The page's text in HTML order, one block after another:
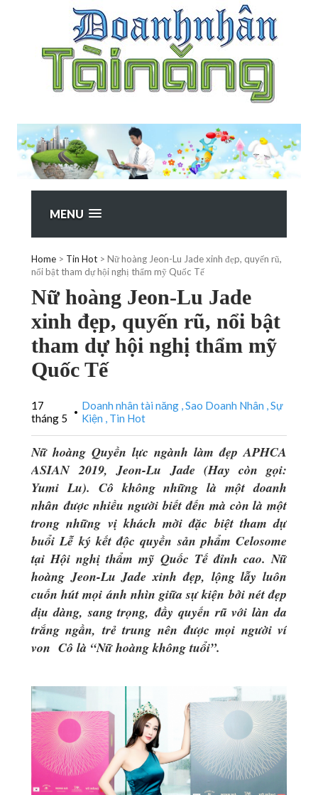
MENU
Home > Tin Hot > Nữ hoàng Jeon-Lu Jade xinh đẹp, quyến rũ,
nổi bật tham dự hội nghị thẩm mỹ Quốc Tế
Nữ hoàng Jeon-Lu Jade
xinh đẹp, quyến rũ, nổi bật
tham dự hội nghị thẩm mỹ
Quốc Tế
17
tháng 5
• Doanh nhân tài năng Sao Doanh Nhân Sự
Kiện
Tin Hot
Nữ hoàng Quyền lực ngành làm đẹp APHCA
ASIAN 2019, Jeon-Lu Jade (Hay còn gọi:
Yumi Lu). Cô không những là một doanh
nhân được nhiều người biết đến mà còn là một
trong những vị khách mời đặc biệt tham dự
buổi Lễ ký kết độc quyền sản phẩm Celosome
tại Hội nghị thẩm mỹ Quốc Tế đỉnh cao. Nữ
hoàng Jeon-Lu Jade xinh đẹp, lộng lẫy luôn
cuốn hút mọi ánh nhìn giữa sự kiện bởi nét đẹp
dịu dàng, sang trọng, đầy quyến rũ với làn da
trắng ngần, trẻ trung nên được mọi người ví
von Cô là “Nữ hoàng không tuổi”.